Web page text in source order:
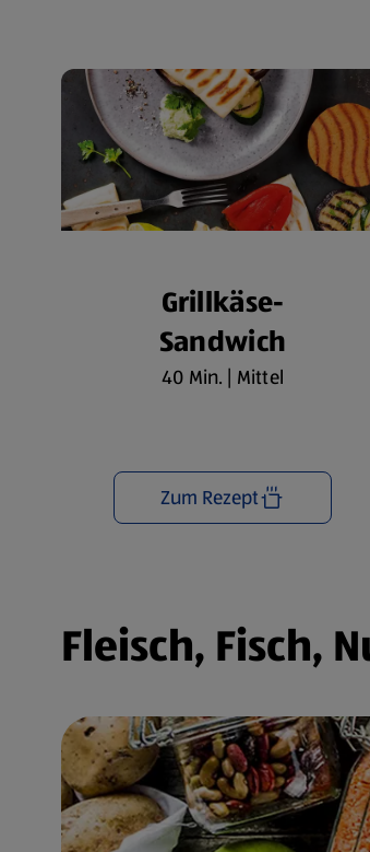
Grillkäse-
Sandwich
40 Min. | Mittel
Zum Rezept
Fleisch, Fisch,